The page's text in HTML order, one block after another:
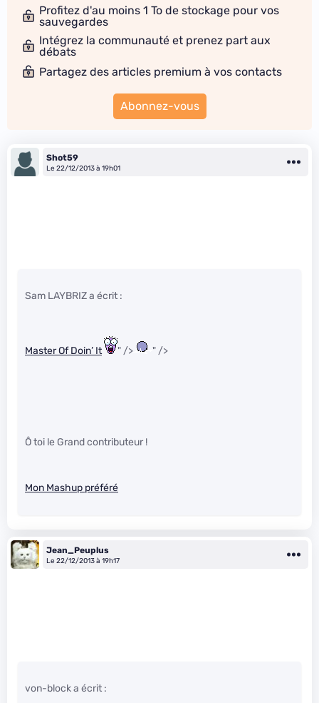
Profitez d'au moins 1 To de stockage pour vos
sauvegardes
Intégrez la communauté et prenez part aux
débats
Partagez des articles premium à vos contacts
Abonnez-vous
Shot59
Le 22/12/2013 à 19h01
Sam LAYBRIZ a écrit :
Master Of Doin’ It " /> " />
Ô toi le Grand contributeur !
Mon Mashup préféré
Jean_Peuplus
Le 22/12/2013 à 19h17
von-block a écrit :